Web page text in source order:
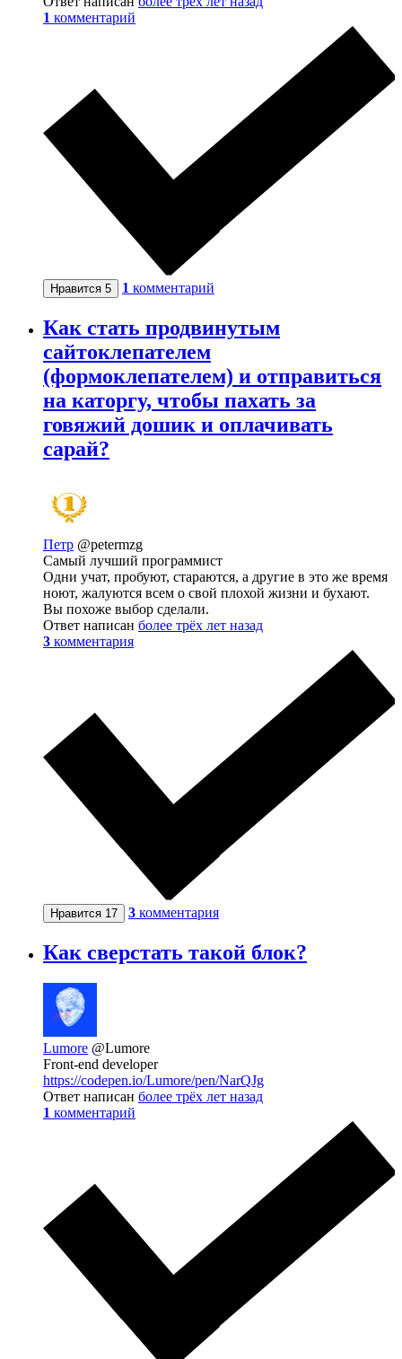
1 комментарий
Нравится 5 1 комментарий
Как стать продвинутым
сайтоклепателем
(формоклепателем) и отправиться
на каторгу, чтобы пахать за
говяжий дошик и оплачивать
сарай?
Петр @petermzg
Самый лучший программист
Одни учат, пробуют, стараются, а другие в это же время
ноют, жалуются всем о свой плохой жизни и бухают.
Вы похоже выбор сделали.
Ответ написан более трёх лет назад
3 комментария
Нравится 17 3 комментария
Как сверстать такой блок?
Lumore @Lumore
Front-end developer
https://codepen.io/Lumore/pen/NarQJg
Ответ написан более трёх лет назад
1 комментарий